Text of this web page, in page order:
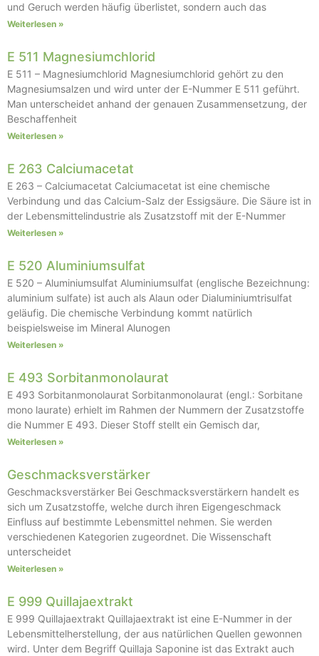
und Geruch werden häufig überlistet, sondern auch das
Weiterlesen »
E 511 Magnesiumchlorid
E 511 – Magnesiumchlorid Magnesiumchlorid gehört zu den
Magnesiumsalzen und wird unter der E-Nummer E 511 geführt.
Man unterscheidet anhand der genauen Zusammensetzung, der
Beschaffenheit
Weiterlesen »
E 263 Calciumacetat
E 263 – Calciumacetat Calciumacetat ist eine chemische
Verbindung und das Calcium-Salz der Essigsäure. Die Säure ist in
der Lebensmittelindustrie als Zusatzstoff mit der E-Nummer
Weiterlesen »
E 520 Aluminiumsulfat
E 520 – Aluminiumsulfat Aluminiumsulfat (englische Bezeichnung:
aluminium sulfate) ist auch als Alaun oder Dialuminiumtrisulfat
geläufig. Die chemische Verbindung kommt natürlich
beispielsweise im Mineral Alunogen
Weiterlesen »
E 493 Sorbitanmonolaurat
E 493 Sorbitanmonolaurat Sorbitanmonolaurat (engl.: Sorbitane
mono laurate) erhielt im Rahmen der Nummern der Zusatzstoffe
die Nummer E 493. Dieser Stoff stellt ein Gemisch dar,
Weiterlesen »
Geschmacksverstärker
Geschmacksverstärker Bei Geschmacksverstärkern handelt es
sich um Zusatzstoffe, welche durch ihren Eigengeschmack
Einfluss auf bestimmte Lebensmittel nehmen. Sie werden
verschiedenen Kategorien zugeordnet. Die Wissenschaft
unterscheidet
Weiterlesen »
E 999 Quillajaextrakt
E 999 Quillajaextrakt Quillajaextrakt ist eine E-Nummer in der
Lebensmittelherstellung, der aus natürlichen Quellen gewonnen
wird. Unter dem Begriff Quillaja Saponine ist das Extrakt auch